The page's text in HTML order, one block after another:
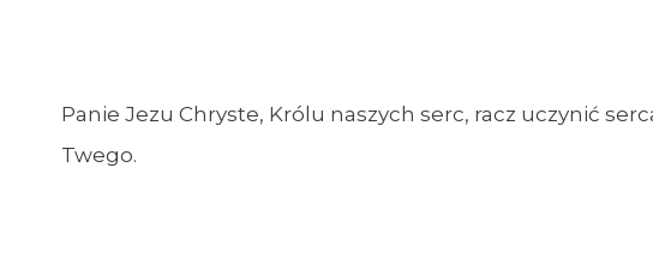
Panie Jezu Chryste, Królu naszych serc, racz uczynić
Twego.